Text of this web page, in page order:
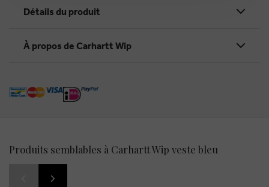
Détails du produit
À propos de Carhartt Wip
Produits semblables à Carhartt Wip veste bleu